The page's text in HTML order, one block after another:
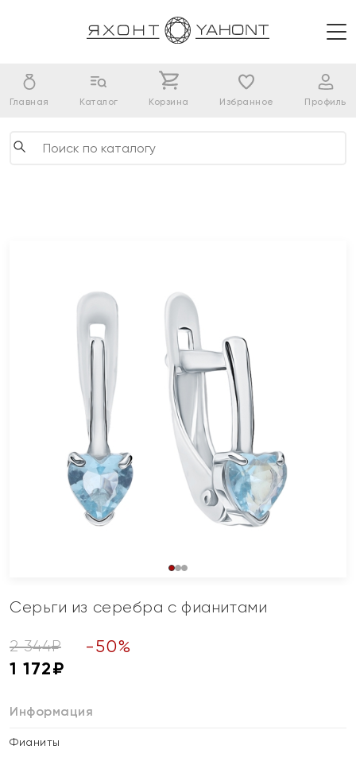
Главная Каталог Корзина Избранное Профиль
Серьги из серебра с фианитами
2 344₽ -50%
1 172₽
Информация
Фианиты